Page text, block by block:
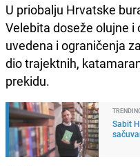
U priobalju Hrvatske
Velebita doseže olujne i
uvedena i ograničenja
dio trajektnih,
prekidu.
Sabit